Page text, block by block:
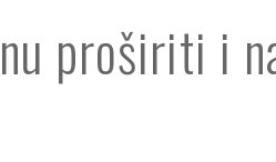
proširiti i